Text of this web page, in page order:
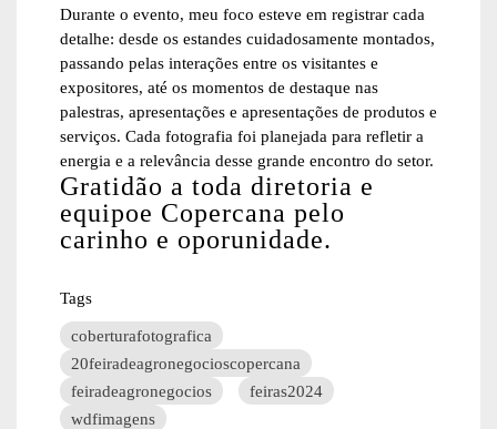
Durante o evento, meu foco esteve em registrar cada
detalhe: desde os estandes cuidadosamente montados,
passando pelas interações entre os visitantes e
expositores, até os momentos de destaque nas
palestras, apresentações e apresentações de produtos e
serviços. Cada fotografia foi planejada para refletir a
energia e a relevância desse grande encontro do setor.
Gratidão a toda diretoria e
equipoe Copercana pelo
carinho e oporunidade.
Tags
coberturafotografica
20feiradeagronegocioscopercana
feiradeagronegocios
feiras2024
wdfimagens